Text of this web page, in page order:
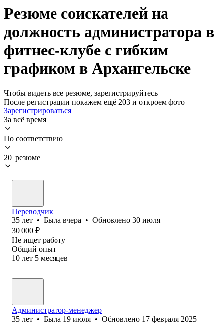
Резюме соискателей на
должность администратора в
фитнес-клубе с гибким
графиком в Архангельске
Чтобы видеть все резюме, зарегистрируйтесь
После регистрации покажем ещё 203 и откроем фото
Зарегистрироваться
За всё время
По соответствию
20 резюме
Переводчик
35 лет • Была вчера • Обновлено 30 июля
30 000 ₽
Не ищет работу
Общий опыт
10 лет 5 месяцев
Администратор-менеджер
35 лет • Была 19 июля • Обновлено 17 февраля 2025